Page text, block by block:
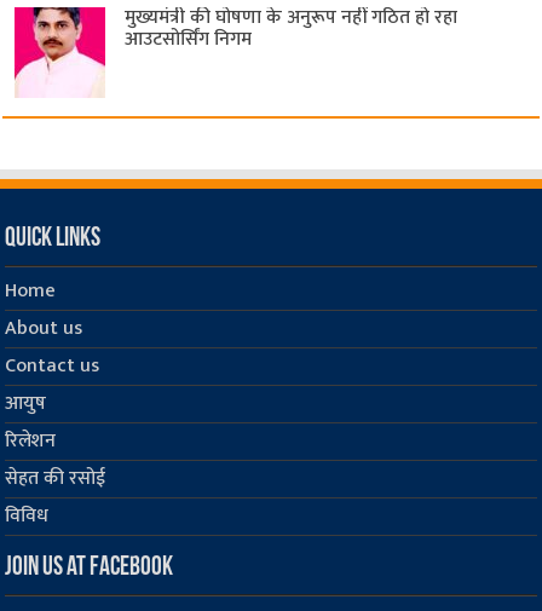
मुख्यमंत्री की घोषणा के अनुरूप नहीं गठित हो रहा
आउटसोर्सिंग निगम
Quick Links
Home
About us
Contact us
आयुष
रिलेशन
सेहत की रसोई
विविध
Join us at Facebook